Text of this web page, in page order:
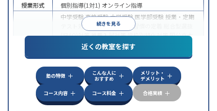
続きを見る
授業形式
個別指導(1対1) オンライン指導
中学受験高校受験大学受験 医学部受験 授業・定期
テスト対策
内申点対策 学習習慣の定着
(旧AO)対策推薦入試対策学校別特化対策国公立大
私大対策共通テスト対策
英語・英会話特化
特徴
中高一貫校生に対応授業の振替可能 不登校生に対
オンライン対応 1科目から受講可能季節講習の
みの受講可
自習室あり
近くの教室を探す
塾の特徴
こんな人に
おすすめ
メリット・
デメリット
コース内容
コース料金 合格実績